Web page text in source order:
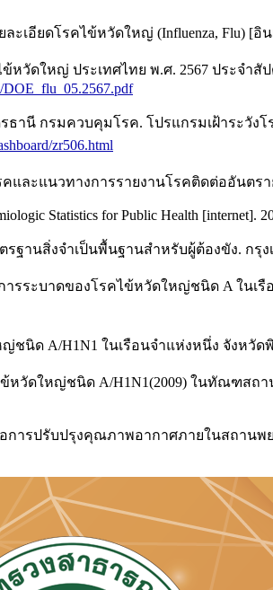
อียดโรคไข้หวัดใหญ่ (Influenza, Flu) [อิน
ดใหญ่ ประเทศไทย พ.ศ. 2567 ประจำสัป
DOE_flu_05.2567.pdf
นี กรมควบคุมโรค. โปรแกรมเฝ้าระวังโร
zr506.html
ละแนวทางการรายงานโรคติดต่ออันตร
Statistics for Public Health [internet].
านสิ่งจำเป็นพื้นฐานสำหรับผู้ต้องขัง. กรุ
ระบาดของโรคไข้หวัดใหญ่ชนิด A ในเรื
ด A/H1N1 ในเรือนจำแห่งหนึ่ง จังหวั
หวัดใหญ่ชนิด A/H1N1(2009) ในทัณฑสถ
รปรับปรุงคุณภาพอากาศภายในสถานพย